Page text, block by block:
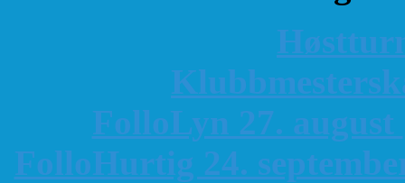
K
FolloLyn 27. august
FolloHurtig 24.